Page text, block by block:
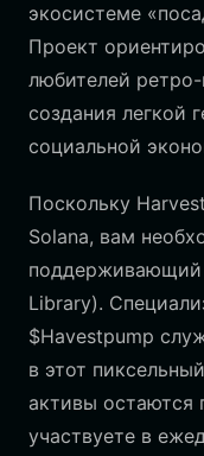
экосистеме
Проект
любителей
создания легкой
социальной
Поскольку
Solana, вам
поддерживающий
Library).
$Havestpump
в этот
активы остаются
участвуете в